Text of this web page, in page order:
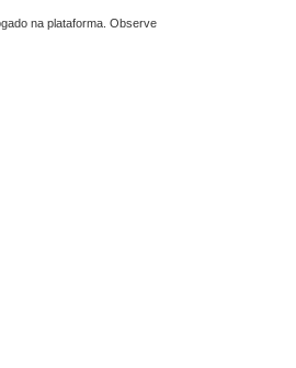
na plataforma. Observe